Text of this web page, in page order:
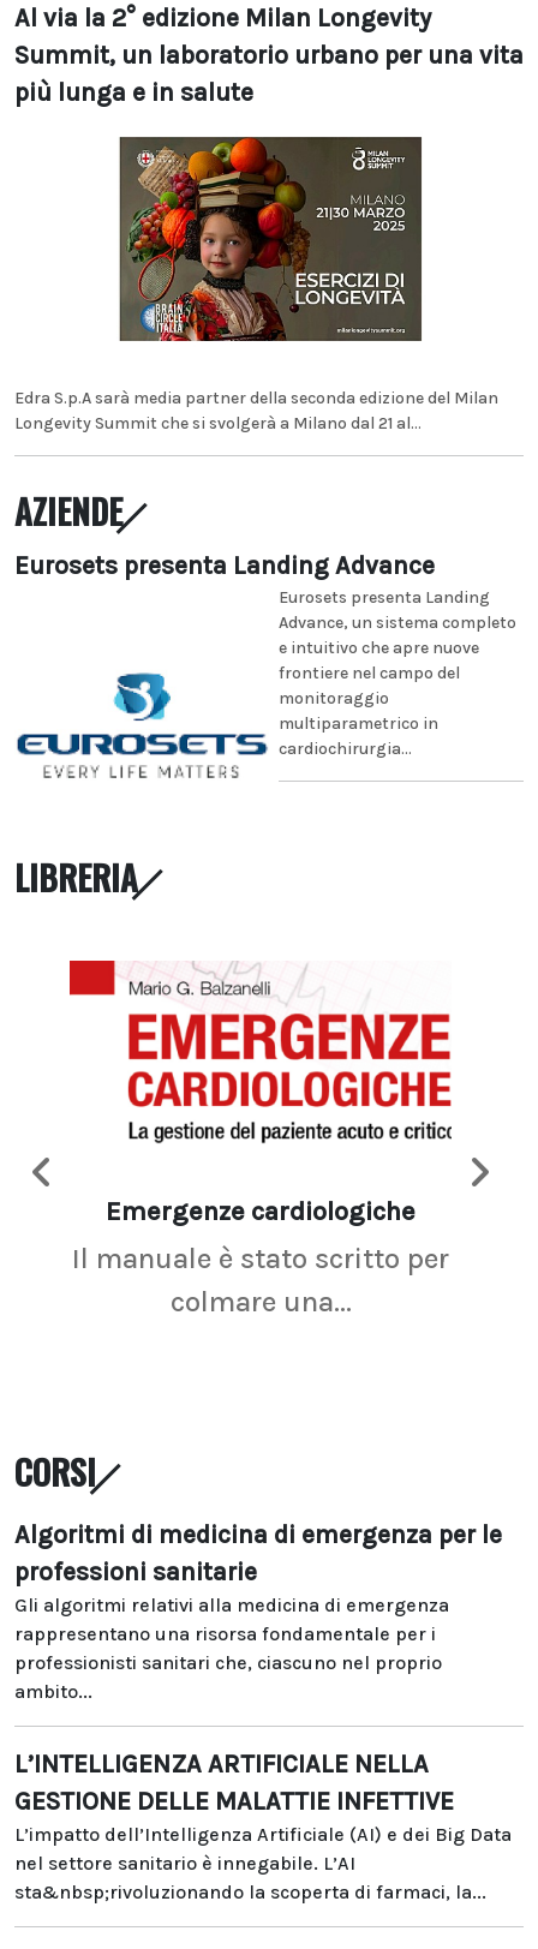
Al via la 2° edizione Milan Longevity
Summit, un laboratorio urbano per una vita
più lunga e in salute
Edra S.p.A sarà media partner della seconda edizione del Milan
Longevity Summit che si svolgerà a Milano dal 21 al...
AZIENDE
Eurosets presenta Landing Advance
Eurosets presenta Landing
Advance, un sistema completo
e intuitivo che apre nuove
frontiere nel campo del
monitoraggio
multiparametrico in
cardiochirurgia...
LIBRERIA
Emergenze cardiologiche
Il manuale è stato scritto per
colmare una...
CORSI
Algoritmi di medicina di emergenza per le
professioni sanitarie
Gli algoritmi relativi alla medicina di emergenza
rappresentano una risorsa fondamentale per i
professionisti sanitari che, ciascuno nel proprio
ambito...
L’INTELLIGENZA ARTIFICIALE NELLA
GESTIONE DELLE MALATTIE INFETTIVE
L’impatto dell’Intelligenza Artificiale (AI) e dei Big Data
nel settore sanitario è innegabile. L’AI
sta&nbsp;rivoluzionando la scoperta di farmaci, la...